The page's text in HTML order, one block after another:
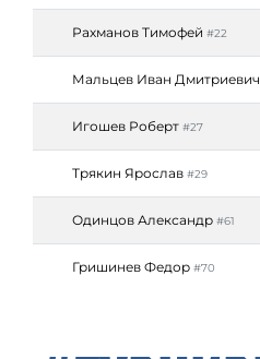
Рахманов Тимофей #22
Мальцев Иван Дмитриевич
Игошев Роберт #27
Трякин Ярослав #29
Одинцов Александр #61
Гришинев Федор #70